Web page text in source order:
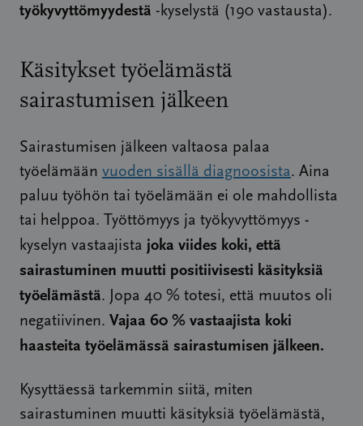
työkyvyttömyydestä -kyselystä (190 vastausta).
Käsitykset työelämästä
sairastumisen jälkeen
Sairastumisen jälkeen valtaosa palaa
työelämään vuoden sisällä diagnoosista. Aina
paluu työhön tai työelämään ei ole mahdollista
tai helppoa. Työttömyys ja työkyvyttömyys -
kyselyn vastaajista joka viides koki, että
sairastuminen muutti positiivisesti käsityksiä
työelämästä. Jopa 40 % totesi, että muutos oli
negatiivinen. Vajaa 60 % vastaajista koki
haasteita työelämässä sairastumisen jälkeen.
Kysyttäessä tarkemmin siitä, miten
sairastuminen muutti käsityksiä työelämästä,